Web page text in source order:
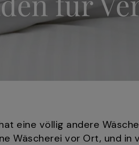
eine völlig andere
Wäscherei vor Ort, und in